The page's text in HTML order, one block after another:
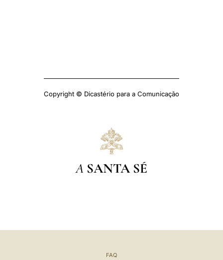
Copyright © Dicastério para a Comunicação
A SANTA SÉ
FAQ